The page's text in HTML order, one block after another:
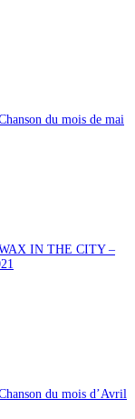
du mois de mai
IN THE CITY –
du mois d’Avril